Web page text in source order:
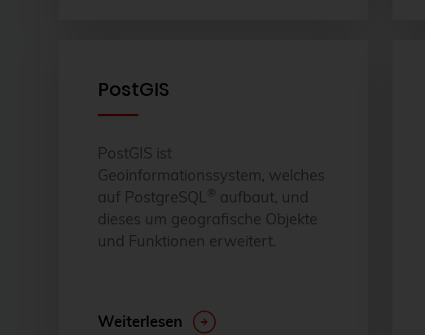
PostGIS
PostGIS ist
Geoinformationssystem, welches
auf PostgreSQL ® aufbaut, und
dieses um geografische Objekte
und Funktionen erweitert.
Weiterlesen